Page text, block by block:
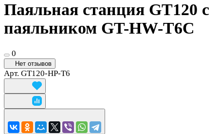
Паяльная станция GT120 с
паяльником GT-HW-T6C
0
Нет отзывов
Арт. GT120-HP-T6